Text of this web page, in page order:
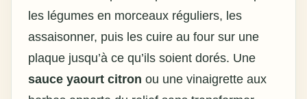
les légumes en morceaux réguliers, les
assaisonner, puis les cuire au four sur une
plaque jusqu’à ce qu’ils soient dorés. Une
sauce yaourt citron ou une vinaigrette aux